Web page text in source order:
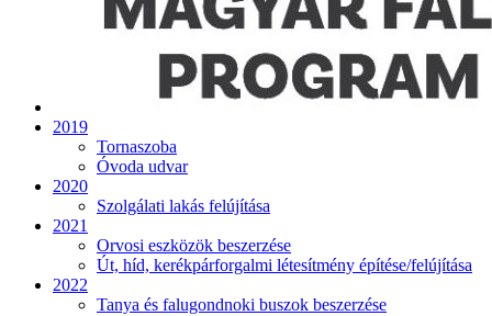
2019
Tornaszoba
Óvoda udvar
2020
Szolgálati lakás felújítása
2021
Orvosi eszközök beszerzése
Út, híd, kerékpárforgalmi létesítmény építése/felújítása
2022
Tanya és falugondnoki buszok beszerzése